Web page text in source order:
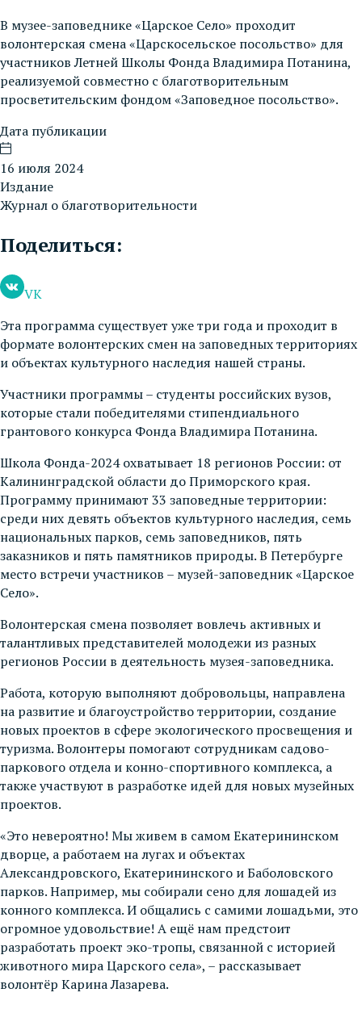
В музее-заповеднике «Царское Село» проходит
волонтерская смена «Царскосельское посольство» для
участников Летней Школы Фонда Владимира Потанина,
реализуемой совместно с благотворительным
просветительским фондом «Заповедное посольство».
Дата публикации
16 июля 2024
Издание
Журнал о благотворительности
Поделиться:
VK
Эта программа существует уже три года и проходит в
формате волонтерских смен на заповедных территориях
и объектах культурного наследия нашей страны.
Участники программы – студенты российских вузов,
которые стали победителями стипендиального
грантового конкурса Фонда Владимира Потанина.
Школа Фонда-2024 охватывает 18 регионов России: от
Калининградской области до Приморского края.
Программу принимают 33 заповедные территории:
среди них девять объектов культурного наследия, семь
национальных парков, семь заповедников, пять
заказников и пять памятников природы. В Петербурге
место встречи участников – музей-заповедник «Царское
Село».
Волонтерская смена позволяет вовлечь активных и
талантливых представителей молодежи из разных
регионов России в деятельность музея-заповедника.
Работа, которую выполняют добровольцы, направлена
на развитие и благоустройство территории, создание
новых проектов в сфере экологического просвещения и
туризма. Волонтеры помогают сотрудникам садово-
паркового отдела и конно-спортивного комплекса, а
также участвуют в разработке идей для новых музейных
проектов.
«Это невероятно! Мы живем в самом Екатерининском
дворце, а работаем на лугах и объектах
Александровского, Екатерининского и Баболовского
парков. Например, мы собирали сено для лошадей из
конного комплекса. И общались с самими лошадьми, это
огромное удовольствие! А ещё нам предстоит
разработать проект эко-тропы, связанной с историей
животного мира Царского села», – рассказывает
волонтёр Карина Лазарева.